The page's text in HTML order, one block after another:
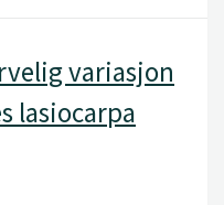
variasjon
lasiocarpa